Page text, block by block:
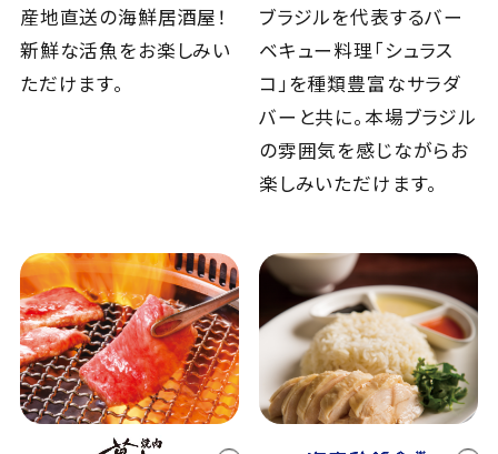
産地直送の海鮮居酒屋！
新鮮な活魚をお楽しみい
ただけます。
ブラジルを代表するバー
ベキュー料理「シュラス
コ」を種類豊富なサラダ
バーと共に。本場ブラジル
の雰囲気を感じながらお
楽しみいただけます。